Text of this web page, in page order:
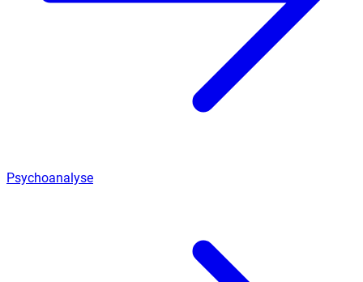
Psychoanalyse